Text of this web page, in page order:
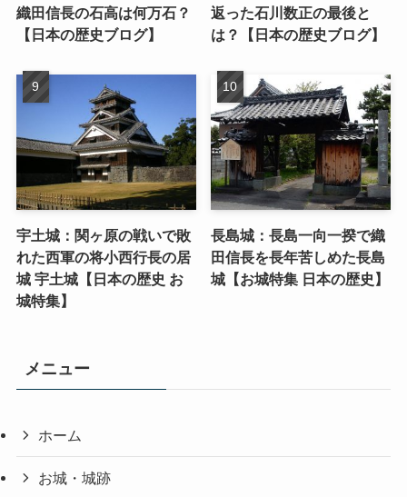
織田信長の石高は何万石？
【日本の歴史ブログ】
返った石川数正の最後と
は？【日本の歴史ブログ】
宇土城：関ヶ原の戦いで敗
れた西軍の将小西行長の居
城 宇土城【日本の歴史 お
城特集】
長島城：長島一向一揆で織
田信長を長年苦しめた長島
城【お城特集 日本の歴史】
メニュー
ホーム
お城・城跡